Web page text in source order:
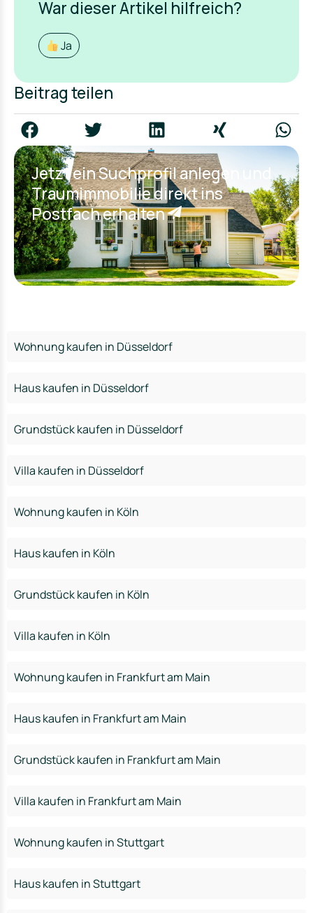
War dieser Artikel hilfreich?
Ja
Beitrag teilen
Jetzt ein Suchprofil anlegen und
Traumimmobilie direkt ins
Postfach erhalten
Wohnung kaufen in Düsseldorf
Haus kaufen in Düsseldorf
Grundstück kaufen in Düsseldorf
Villa kaufen in Düsseldorf
Wohnung kaufen in Köln
Haus kaufen in Köln
Grundstück kaufen in Köln
Villa kaufen in Köln
Wohnung kaufen in Frankfurt am Main
Haus kaufen in Frankfurt am Main
Grundstück kaufen in Frankfurt am Main
Villa kaufen in Frankfurt am Main
Wohnung kaufen in Stuttgart
Haus kaufen in Stuttgart